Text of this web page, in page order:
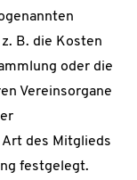
B. die Kosten
oder die
Vereinsorgane
des Mitglieds
festgelegt.